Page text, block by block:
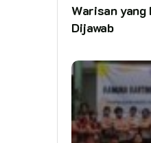
Warisan yang
Dijawab